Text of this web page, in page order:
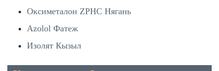
Оксиметалон ZPHC Нягань
Azolol Фатеж
Изолят Кызыл